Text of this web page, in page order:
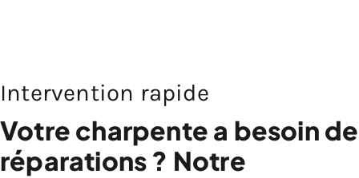
Intervention rapide
Votre charpente a besoin de
réparations ? Notre